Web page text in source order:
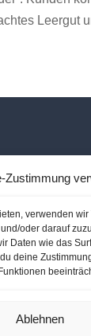
Zustimmung
verwenden
oder darauf
Daten wie das
deine
Ablehnen
Leergut
6560
Freibad
3469